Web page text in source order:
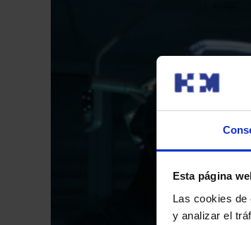
Esta página
Las cookies
y analizar el